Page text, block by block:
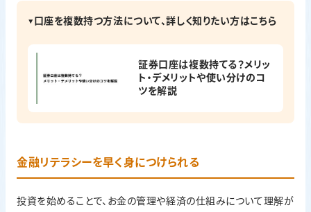
▼口座を複数持つ方法について、詳しく知りたい方はこちら
証券口座は複数持てる？メリッ
ト・デメリットや使い分けのコ
ツを解説
金融リテラシーを早く身につけられる
投資を始めることで、お金の管理や経済の仕組みについて理解が